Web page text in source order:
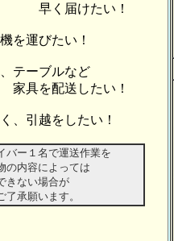
けたい！
を運びたい！
テーブルなど
送したい！
、引越をしたい！
バー１名で運送作業を
物の内容によっては
けできない場合が
をご了承願います。